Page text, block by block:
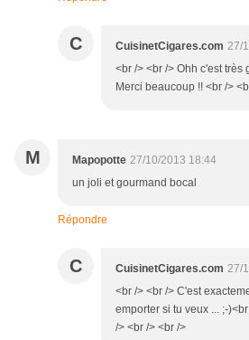
C CuisinetCigares.com 27/
<br /> <br /> Ohh c'est très
Merci beaucoup !! <br />
M Mapopotte 27/10/2013 18:44
un joli et gourmand bocal
Répondre
C CuisinetCigares.com 27/
<br /> <br /> C'est
emporter si tu veux ... ;-
/> <br /> <br />